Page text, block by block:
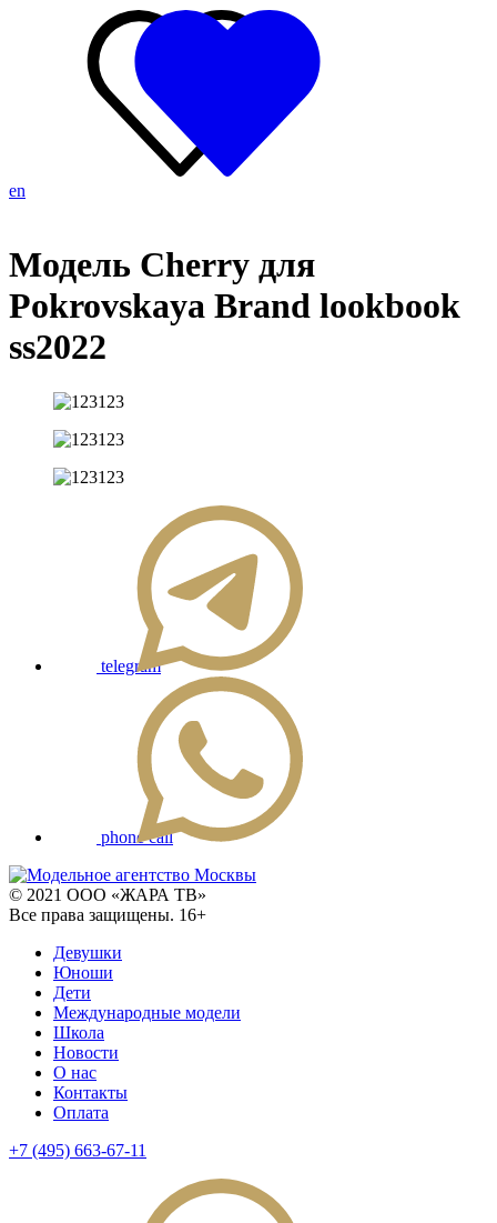
en
Модель Cherry для
Pokrovskaya Brand lookbook
ss2022
telegram
phone call
© 2021 ООО «ЖАРА ТВ»
Все права защищены. 16+
Девушки
Юноши
Дети
Международные модели
Школа
Новости
О нас
Контакты
Оплата
+7 (495) 663-67-11